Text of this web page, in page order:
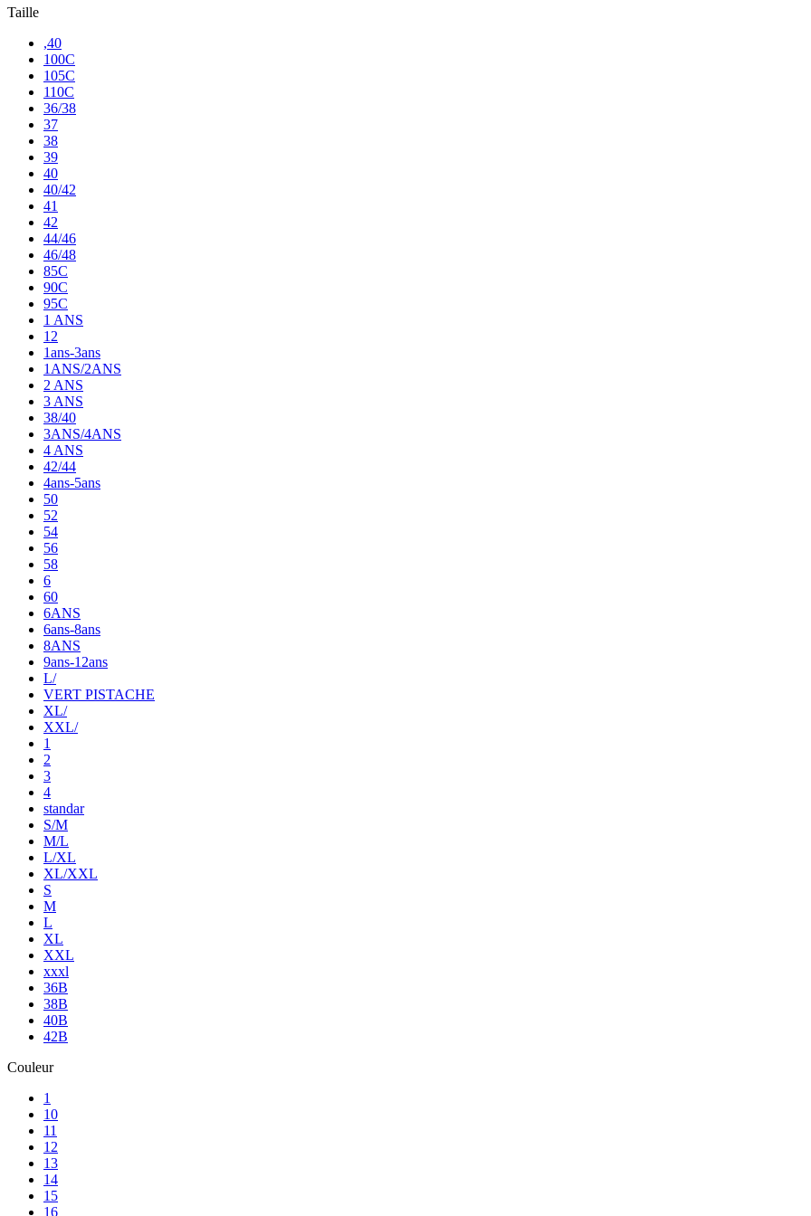
Taille
,40
100C
105C
110C
36/38
37
38
39
40
40/42
41
42
44/46
46/48
85C
90C
95C
1 ANS
12
1ans-3ans
1ANS/2ANS
2 ANS
3 ANS
38/40
3ANS/4ANS
4 ANS
42/44
4ans-5ans
50
52
54
56
58
6
60
6ANS
6ans-8ans
8ANS
9ans-12ans
L/
VERT PISTACHE
XL/
XXL/
1
2
3
4
standar
S/M
M/L
L/XL
XL/XXL
S
M
L
XL
XXL
xxxl
36B
38B
40B
42B
Couleur
1
10
11
12
13
14
15
16